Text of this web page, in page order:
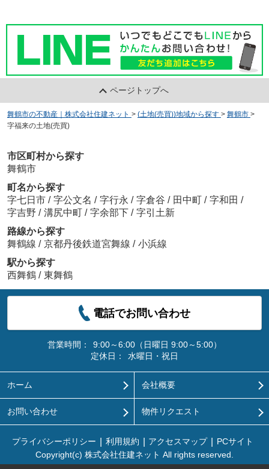
ページトップへ
舞鶴市の不動産｜株式会社住建ネット > (土地(売買))地域から探す > 舞鶴市 >
字福来の土地(売買)
市区町村から探す
舞鶴市
町名から探す
字七日市 / 字公文名 / 字行永 / 字倉谷 / 田中町 / 字和田 /
字吉野 / 溝尻中町 / 字余部下 / 字引土新
路線から探す
舞鶴線 / 京都丹後鉄道宮舞線 / 小浜線
駅から探す
西舞鶴 / 東舞鶴
電話でお問い合わせ
営業時間：
9:00～6:00（日曜日 9:00～5:00）
定休日：
水曜日・祝日
ホーム 会社概要
お問い合わせ 物件リクエスト
プライバシーポリシー 利用規約 アクセスマップ
PCサイト
Copyright(c) 株式会社住建ネット All rights reserved.